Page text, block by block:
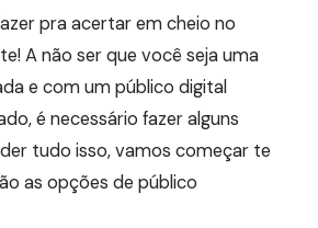
pra acertar em cheio no
A não ser que você seja uma
e com um público digital
é necessário fazer alguns
tudo isso, vamos começar te
as opções de público